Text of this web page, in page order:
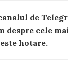
de
despre cele
hotare.